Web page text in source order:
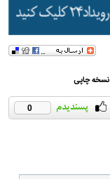
نسخه چاپی
0